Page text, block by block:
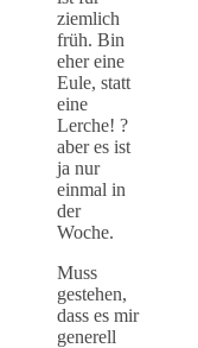
ziemlich
früh. Bin
eher eine
Eule, statt
eine
Lerche! ?
aber es ist
ja nur
einmal in
der
Woche.
Muss
gestehen,
dass es mir
generell